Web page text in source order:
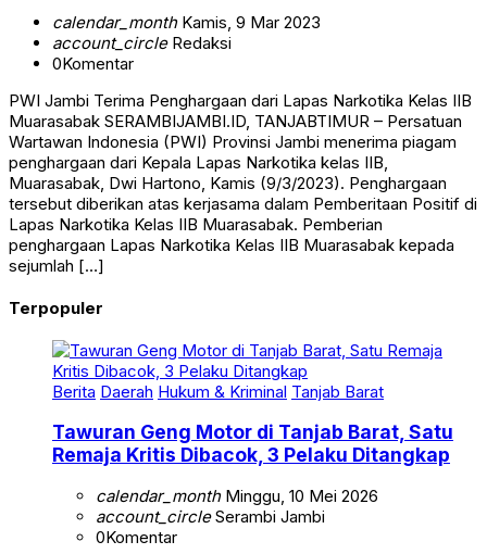
calendar_monthKamis, 9 Mar 2023
account_circleRedaksi
0Komentar
PWI Jambi Terima Penghargaan dari Lapas Narkotika Kelas IIB
Muarasabak SERAMBIJAMBI.ID, TANJABTIMUR – Persatuan
Wartawan Indonesia (PWI) Provinsi Jambi menerima piagam
penghargaan dari Kepala Lapas Narkotika kelas IIB,
Muarasabak, Dwi Hartono, Kamis (9/3/2023). Penghargaan
tersebut diberikan atas kerjasama dalam Pemberitaan Positif di
Lapas Narkotika Kelas IIB Muarasabak. Pemberian
penghargaan Lapas Narkotika Kelas IIB Muarasabak kepada
sejumlah […]
Terpopuler
Berita Daerah Hukum & Kriminal Tanjab Barat
Tawuran Geng Motor di Tanjab Barat, Satu
Remaja Kritis Dibacok, 3 Pelaku Ditangkap
calendar_monthMinggu, 10 Mei 2026
account_circleSerambi Jambi
0Komentar